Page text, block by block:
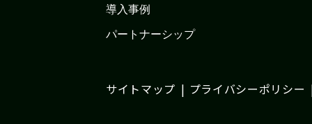
導入事例
パートナーシップ
サイトマップ プライバシーポリシー